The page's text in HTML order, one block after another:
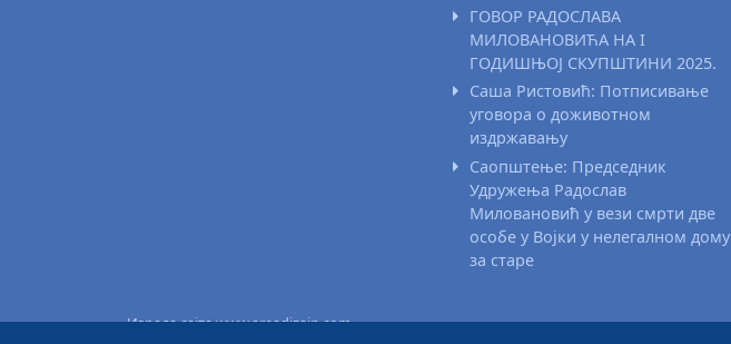
ГОВОР РАДОСЛАВА
МИЛОВАНОВИЋА НА I
ГОДИШЊОЈ СКУПШТИНИ 2025.
Саша Ристовић: Потписивање
уговора о доживотном
издржавању
Саопштење: Председник
Удружења Радослав
Миловановић у вези смрти две
особе у Војки у нелегалном дому
за старе
Израда сајта www.areadizajn.com